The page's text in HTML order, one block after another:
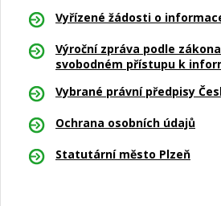
Vyřízené žádosti o
Výroční zpráva podle zákona
svobodném přístupu k
Vybrané právní předpisy
Ochrana osobních údajů
Statutární město Plzeň